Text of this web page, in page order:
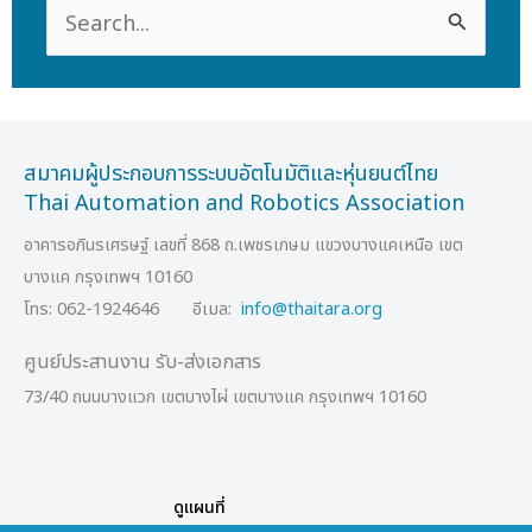
Search
for:
สมาคมผู้ประกอบการระบบอัตโนมัติและหุ่นยนต์ไทย
Thai Automation and Robotics Association
อาคารอภินรเศรษฐ์ เลขที่ 868 ถ.เพชรเกษม แขวงบางแคเหนือ เขต
บางแค กรุงเทพฯ 10160
โทร: 062-1924646 อีเมล: info@thaitara.org
ศูนย์ประสานงาน รับ-ส่งเอกสาร
73/40 ถนนบางแวก เขตบางไผ่ เขตบางแค กรุงเทพฯ 10160
ดูแผนที่